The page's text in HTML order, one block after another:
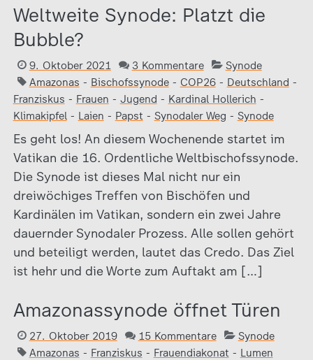
Weltweite Synode: Platzt die
Bubble?
9. Oktober 2021 3 Kommentare
Synode
Amazonas - Bischofssynode- COP26- Deutschland -
Franziskus - Frauen - Jugend - Kardinal Hollerich -
Klimakipfel- Laien - Papst - Synodaler Weg - Synode
Es geht los! An diesem Wochenende startet im
Vatikan die 16. Ordentliche Weltbischofssynode.
Die Synode ist dieses Mal nicht nur ein
dreiwöchiges Treffen von Bischöfen und
Kardinälen im Vatikan, sondern ein zwei Jahre
dauernder Synodaler Prozess. Alle sollen gehört
und beteiligt werden, lautet das Credo. Das Ziel
ist hehr und die Worte zum Auftakt am […]
Amazonassynode öffnet Türen
27. Oktober 2019 15 Kommentare
Synode
Amazonas - Franziskus - Frauendiakonat - Lumen